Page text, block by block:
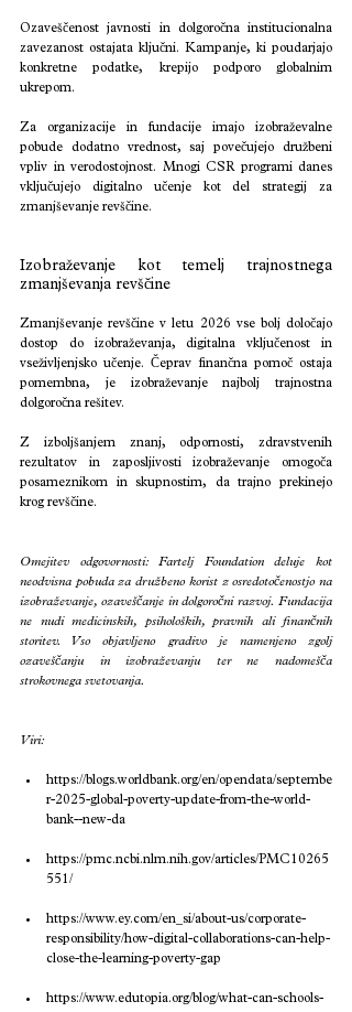
Ozaveščenost javnosti in dolgoročna institucionalna
zavezanost ostajata ključni. Kampanje, ki poudarjajo
konkretne podatke, krepijo podporo globalnim
ukrepom.
Za organizacije in fundacije imajo izobraževalne
pobude dodatno vrednost, saj povečujejo družbeni
vpliv in verodostojnost. Mnogi CSR programi danes
vključujejo digitalno učenje kot del strategij za
zmanjševanje revščine.
Izobraževanje kot temelj trajnostnega
zmanjševanja revščine
Zmanjševanje revščine v letu 2026 vse bolj določajo
dostop do izobraževanja, digitalna vključenost in
vseživljenjsko učenje. Čeprav finančna pomoč ostaja
pomembna, je izobraževanje najbolj trajnostna
dolgoročna rešitev.
Z izboljšanjem znanj, odpornosti, zdravstvenih
rezultatov in zaposljivosti izobraževanje omogoča
posameznikom in skupnostim, da trajno prekinejo
krog revščine.
Omejitev odgovornosti: Fartelj Foundation deluje kot
neodvisna pobuda za družbeno korist z osredotočenostjo na
izobraževanje, ozaveščanje in dolgoročni razvoj. Fundacija
ne nudi medicinskih, psiholoških, pravnih ali finančnih
storitev. Vso objavljeno gradivo je namenjeno zgolj
ozaveščanju in izobraževanju ter ne nadomešča
strokovnega svetovanja.
Viri:
https://blogs.worldbank.org/en/opendata/septembe
r-2025-global-poverty-update-from-the-world-
bank--new-da
https://pmc.ncbi.nlm.nih.gov/articles/PMC10265
551/
https://www.ey.com/en_si/about-us/corporate-
responsibility/how-digital-collaborations-can-help-
close-the-learning-poverty-gap
https://www.edutopia.org/blog/what-can-schools-